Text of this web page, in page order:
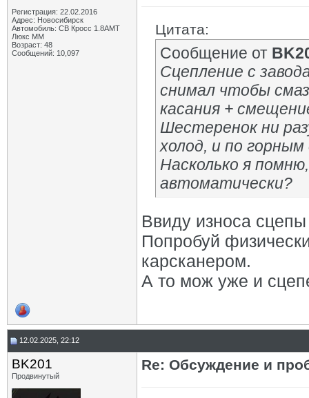
Регистрация: 22.02.2016
Адрес: Новосибирск
Автомобиль: СВ Кросс 1.8АМТ
Люкс ММ
Возраст: 48
Сообщений: 10,097
Цитата:
Сообщение от
Сцепление с
снимал чтобы
касания +
Шестеренок ни
холод, и по
Насколько я
автоматически?
Ввиду износа
Попробуй
карсканером.
А то мож уже и
12.02.2025, 22:12
BK201
Продвинутый
Re: Обсуждение и